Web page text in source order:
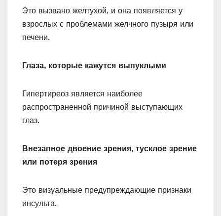
Это вызвано желтухой, и она появляется у
взрослых с проблемами желчного пузыря или
печени.
Глаза, которые кажутся выпуклыми
Гипертиреоз является наиболее
распространенной причиной выступающих
глаз.
Внезапное двоение зрения, тусклое зрение
или потеря зрения
Это визуальные предупреждающие признаки
инсульта.